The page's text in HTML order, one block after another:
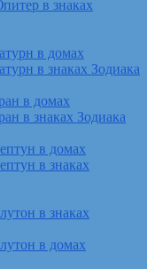
в знаках
в домах
в знаках Зодиака
в домах
в знаках Зодиака
в домах
в знаках
в знаках
в домах